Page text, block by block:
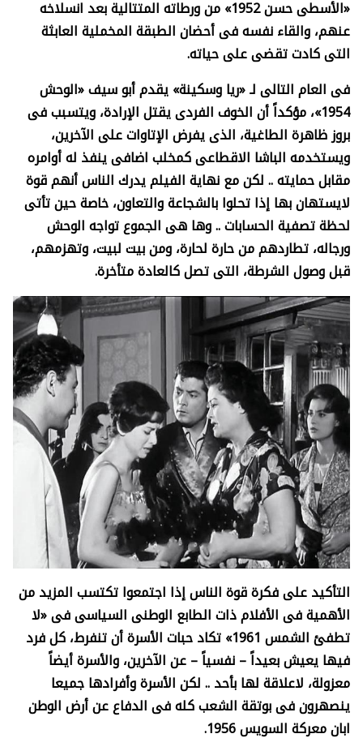
«الأسطى حسن 1952» من ورطاته المتتالية بعد انسلاخه
عنهم، والقاء نفسه فى أحضان الطبقة المخملية العابثة
التى كادت تقضى على حياته.
فى العام التالى لـ «ريا وسكينة» يقدم أبو سيف «الوحش
1954»، مؤكداً أن الخوف الفردى يقتل الإرادة، ويتسبب فى
بروز ظاهرة الطاغية، الذى يفرض الإتاوات على الآخرين،
ويستخدمه الباشا الاقطاعى كمخلب اضافى ينفذ له أوامره
مقابل حمايته .. لكن مع نهاية الفيلم يدرك الناس أنهم قوة
لايستهان بها إذا تحلوا بالشجاعة والتعاون، خاصة حين تأتى
لحظة تصفية الحسابات .. وها هى الجموع تواجه الوحش
ورجاله، تطاردهم من حارة لحارة، ومن بيت لبيت، وتهزمهم،
قبل وصول الشرطة، التى تصل كالعادة متأخرة.
التأكيد على فكرة قوة الناس إذا اجتمعوا تكتسب المزيد من
الأهمية فى الأفلام ذات الطابع الوطنى السياسى فى «لا
تطفئ الشمس 1961» تكاد حبات الأسرة أن تنفرط، كل فرد
فيها يعيش بعيداً – نفسياً – عن الآخرين، والأسرة أيضاً
معزولة، لاعلاقة لها بأحد .. لكن الأسرة وأفرادها جميعا
ينصهرون فى بوتقة الشعب كله فى الدفاع عن أرض الوطن
ابان معركة السويس 1956.